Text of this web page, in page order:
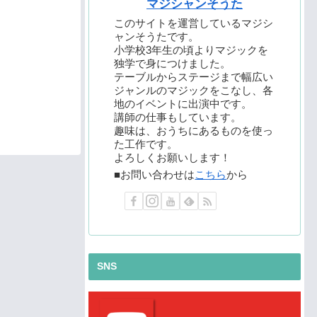
マジシャンそうた
このサイトを運営しているマジシ
ャンそうたです。
小学校3年生の頃よりマジックを
独学で身につけました。
テーブルからステージまで幅広い
ジャンルのマジックをこなし、各
地のイベントに出演中です。
講師の仕事もしています。
趣味は、おうちにあるものを使っ
た工作です。
よろしくお願いします！
■お問い合わせはこちらから
SNS